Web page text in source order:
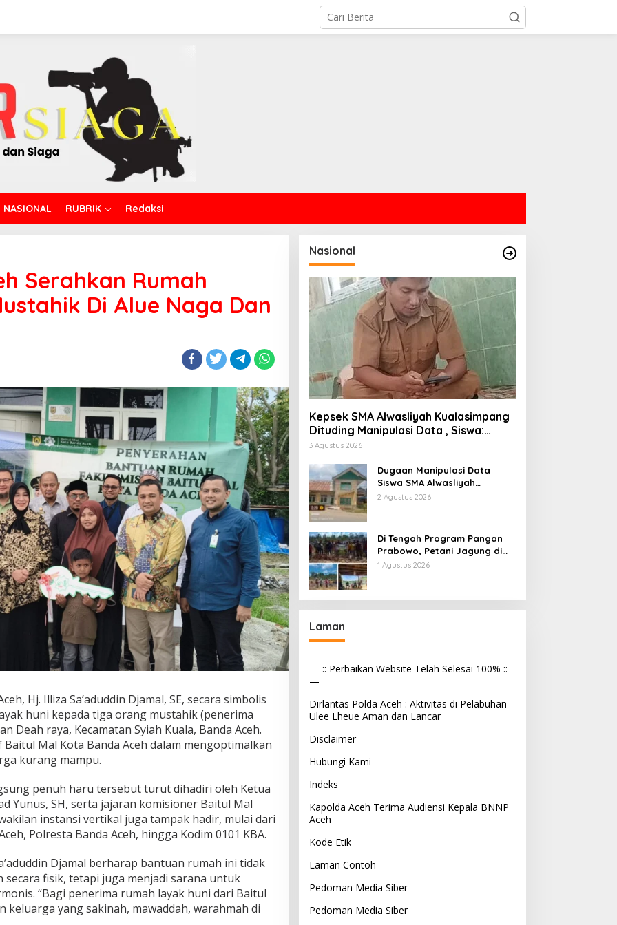
NASIONAL RUBRIK Redaksi
Serahkan Rumah
Di Alue Naga Dan
Hj. Illiza Sa’aduddin Djamal, SE, secara simbolis
huni kepada tiga orang mustahik (penerima
Deah raya, Kecamatan Syiah Kuala, Banda Aceh.
Mal Kota Banda Aceh dalam mengoptimalkan
kurang mampu.
penuh haru tersebut turut dihadiri oleh Ketua
Yunus, SH, serta jajaran komisioner Baitul Mal
instansi vertikal juga tampak hadir, mulai dari
Polresta Banda Aceh, hingga Kodim 0101 KBA.
Djamal berharap bantuan rumah ini tidak
fisik, tetapi juga menjadi sarana untuk
“Bagi penerima rumah layak huni dari Baitul
keluarga yang sakinah, mawaddah, warahmah di
Nasional
Kepsek SMA Alwasliyah Kualasimpang
Dituding Manipulasi Data , Siswa:
Datang Sesuka Hati, Dana MBG
3 Agustus 2026
Dugaan Manipulasi Data
Siswa SMA Alwasliyah
Kualasimpang: Sekolah Nihil
2 Agustus 2026
Di Tengah Program Pangan
Prabowo, Petani Jagung di
Berau Mengaku Diterpa
1 Agustus 2026
Laman
— :: Perbaikan Website Telah Selesai 100% ::
—
Dirlantas Polda Aceh : Aktivitas di Pelabuhan
Ulee Lheue Aman dan Lancar
Disclaimer
Hubungi Kami
Indeks
Kapolda Aceh Terima Audiensi Kepala BNNP
Aceh
Kode Etik
Laman Contoh
Pedoman Media Siber
Pedoman Media Siber